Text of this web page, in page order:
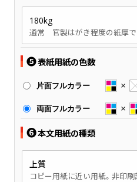
180kg
❺表紙用紙の色数
片面フルカラー
両面フルカラー
❻本文用紙の種類
上質